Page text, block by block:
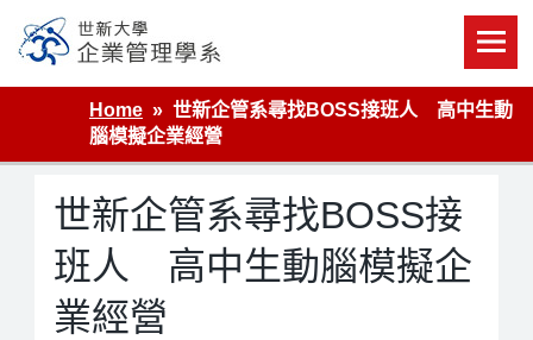
content
世新大學企業管理學系
Home
世新企管系尋找BOSS接班人 高中生動
腦模擬企業經營
世新企管系尋找BOSS接
班人 高中生動腦模擬企
業經營